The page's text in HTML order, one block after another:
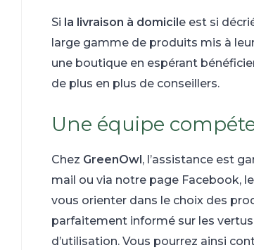
Si la livraison à domicile est si
large gamme de produits mis à
une boutique en espérant
de plus en plus de conseillers.
Une équipe
Chez GreenOwl, l’assistance est
mail ou via notre page Facebook,
vous orienter dans le choix des
parfaitement informé sur les vertus
d’utilisation. Vous pourrez ainsi